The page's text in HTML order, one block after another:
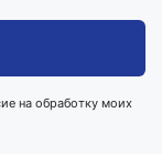
на обработку моих